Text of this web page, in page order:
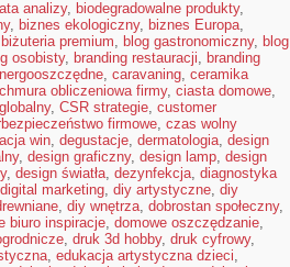
analizy, biodegradowalne produkty,
, biznes ekologiczny, biznes Europa,
biżuteria premium, blog gastronomiczny, blog
osobisty, branding restauracji, branding
, caravaning, ceramika
chmura obliczeniowa firmy, ciasta domowe,
, CSR strategie, customer
firmowe, czas wolny
win, degustacje, dermatologia, design
, design graficzny, design lamp, design
, design światła, dezynfekcja, diagnostyka
digital marketing, diy artystyczne, diy
, diy wnętrza, dobrostan społeczny,
biuro inspiracje, domowe oszczędzanie,
, druk 3d hobby, druk cyfrowy,
, edukacja artystyczna dzieci,